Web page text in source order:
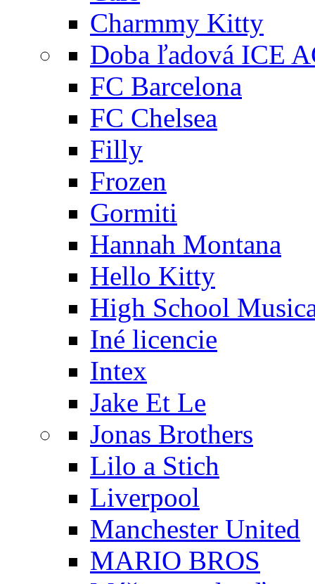
Charmmy Kitty
Doba ľadová ICE
FC Barcelona
FC Chelsea
Filly
Frozen
Gormiti
Hannah Montana
Hello Kitty
High School
Iné licencie
Intex
Jake Et Le
Jonas Brothers
Lilo a Stich
Liverpool
Manchester United
MARIO BROS